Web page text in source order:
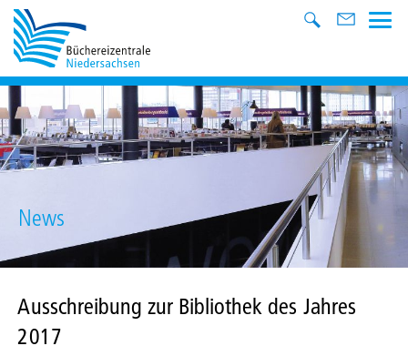
News
Ausschreibung zur Bibliothek des Jahres
2017